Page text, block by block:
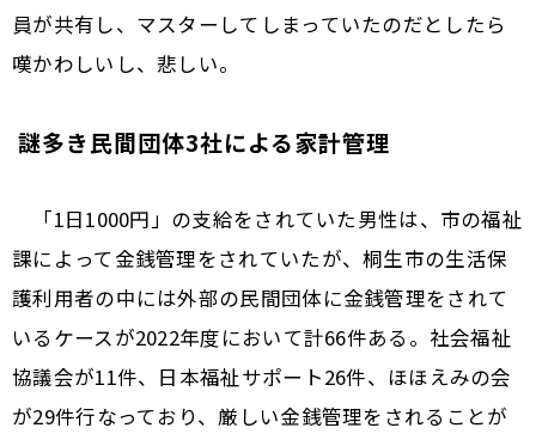
員が共有し、マスターしてしまっていたのだとしたら
嘆かわしいし、悲しい。
謎多き民間団体3社による家計管理
「1日1000円」の支給をされていた男性は、市の福祉
課によって金銭管理をされていたが、桐生市の生活保
護利用者の中には外部の民間団体に金銭管理をされて
いるケースが2022年度において計66件ある。社会福祉
協議会が11件、日本福祉サポート26件、ほほえみの会
が29件行なっており、厳しい金銭管理をされることが